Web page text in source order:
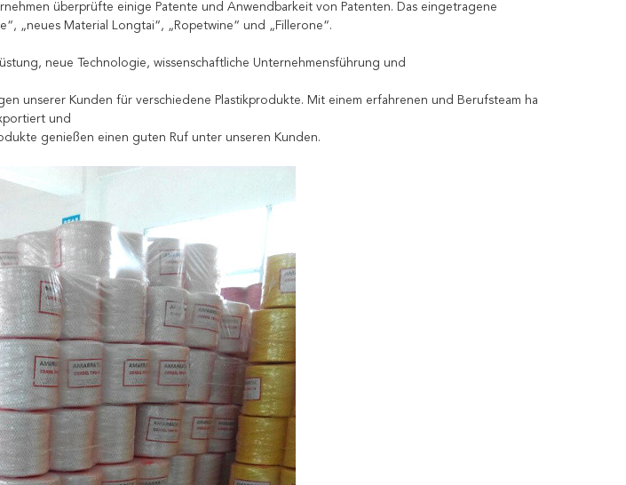
überprüfte einige Patente und Anwendbarkeit von Patenten. Das eingetragene
„neues Material Longtai“, „Ropetwine“ und „Fillerone“.
neue Technologie, wissenschaftliche Unternehmensführung und
unserer Kunden für verschiedene Plastikprodukte. Mit einem erfahrenen und Berufsteam ha
und
genießen einen guten Ruf unter unseren Kunden.